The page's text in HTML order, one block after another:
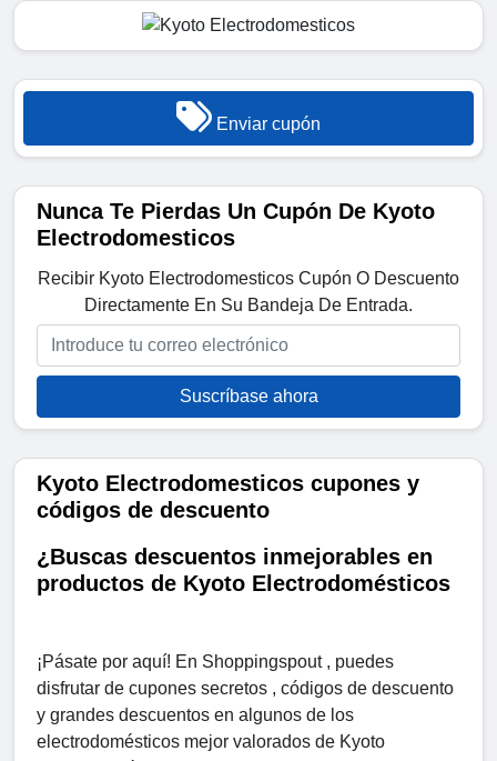
Enviar cupón
Nunca Te Pierdas Un Cupón De Kyoto
Electrodomesticos
Recibir Kyoto Electrodomesticos Cupón O Descuento
Directamente En Su Bandeja De Entrada.
Suscríbase ahora
Kyoto Electrodomesticos cupones y
códigos de descuento
¿Buscas descuentos inmejorables en
productos de Kyoto Electrodomésticos
¡Pásate por aquí! En Shoppingspout , puedes
disfrutar de cupones secretos , códigos de descuento
y grandes descuentos en algunos de los
electrodomésticos mejor valorados de Kyoto